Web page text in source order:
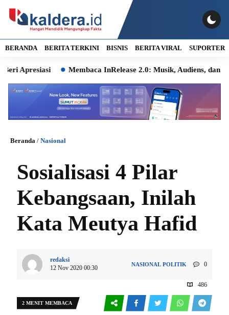
BERANDA BERITA TERKINI BISNIS BERITA VIRAL SUPORTER
Membaca InRelease 2.0: Musik, Audiens, dan Ingatan
Beranda / Nasional
Sosialisasi 4 Pilar
Kebangsaan, Inilah
Kata Meutya Hafid
redaksi
12 Nov 2020 00:30
NASIONAL POLITIK 0
486
2 MENIT MEMBACA